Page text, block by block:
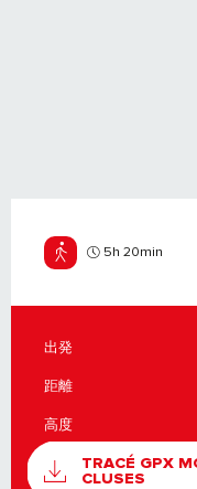
5h 20min
実用的な情報
出発
距離
高度
資料TRACÉ GPX
CLUSES